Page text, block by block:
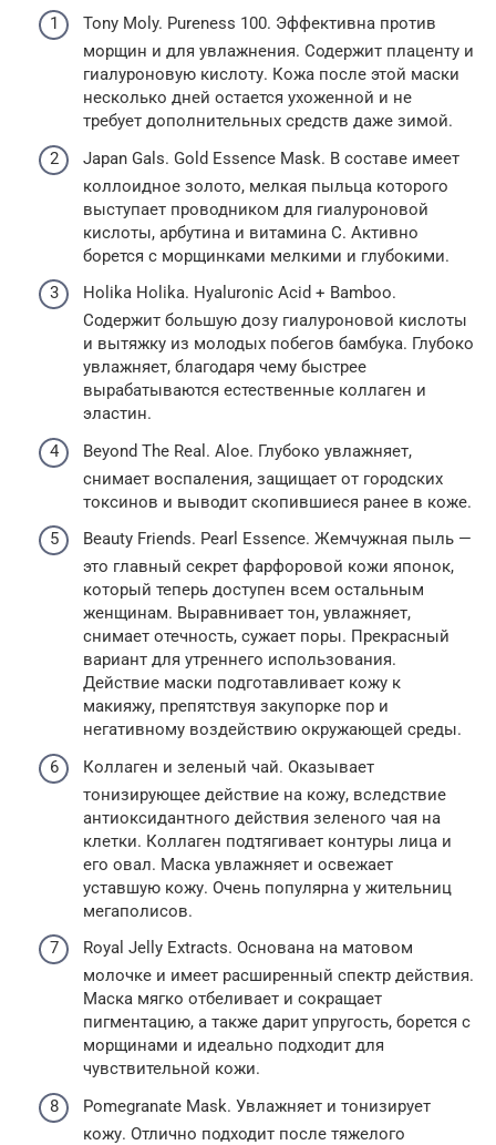
Tony Moly. Pureness 100. Эффективна против
морщин и для увлажнения. Содержит плаценту и
гиалуроновую кислоту. Кожа после этой маски
несколько дней остается ухоженной и не
требует дополнительных средств даже зимой.
Japan Gals. Gold Essence Mask. В составе имеет
коллоидное золото, мелкая пыльца которого
выступает проводником для гиалуроновой
кислоты, арбутина и витамина С. Активно
борется с морщинками мелкими и глубокими.
Holika Holika. Hyaluronic Acid + Bamboo.
Содержит большую дозу гиалуроновой кислоты
и вытяжку из молодых побегов бамбука. Глубоко
увлажняет, благодаря чему быстрее
вырабатываются естественные коллаген и
эластин.
Beyond The Real. Aloe. Глубоко увлажняет,
снимает воспаления, защищает от городских
токсинов и выводит скопившиеся ранее в коже.
Beauty Friends. Pearl Essence. Жемчужная пыль —
это главный секрет фарфоровой кожи японок,
который теперь доступен всем остальным
женщинам. Выравнивает тон, увлажняет,
снимает отечность, сужает поры. Прекрасный
вариант для утреннего использования.
Действие маски подготавливает кожу к
макияжу, препятствуя закупорке пор и
негативному воздействию окружающей среды.
Коллаген и зеленый чай. Оказывает
тонизирующее действие на кожу, вследствие
антиоксидантного действия зеленого чая на
клетки. Коллаген подтягивает контуры лица и
его овал. Маска увлажняет и освежает
уставшую кожу. Очень популярна у жительниц
мегаполисов.
Royal Jelly Extracts. Основана на матовом
молочке и имеет расширенный спектр действия.
Маска мягко отбеливает и сокращает
пигментацию, а также дарит упругость, борется с
морщинами и идеально подходит для
чувствительной кожи.
Pomegranate Mask. Увлажняет и тонизирует
кожу. Отлично подходит после тяжелого